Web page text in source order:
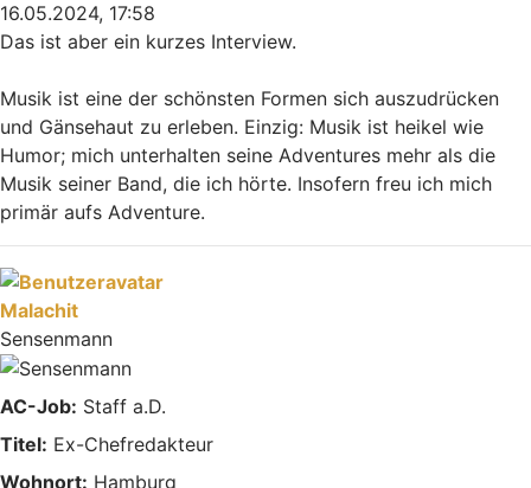
16.05.2024, 17:58
Das ist aber ein kurzes Interview.
Musik ist eine der schönsten Formen sich auszudrücken
und Gänsehaut zu erleben. Einzig: Musik ist heikel wie
Humor; mich unterhalten seine Adventures mehr als die
Musik seiner Band, die ich hörte. Insofern freu ich mich
primär aufs Adventure.
Nach oben
Malachit
Sensenmann
AC-Job: Staff a.D.
Titel: Ex-Chefredakteur
Wohnort: Hamburg